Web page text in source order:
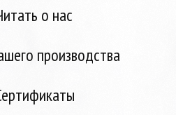
о нас
производства